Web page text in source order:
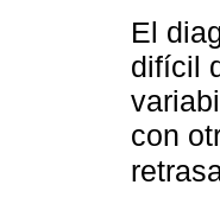
El
difícil
con